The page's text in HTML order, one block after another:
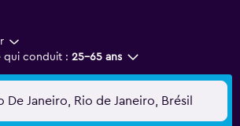
qui conduit : 25-65 ans
De Janeiro, Rio de Janeiro, Brésil